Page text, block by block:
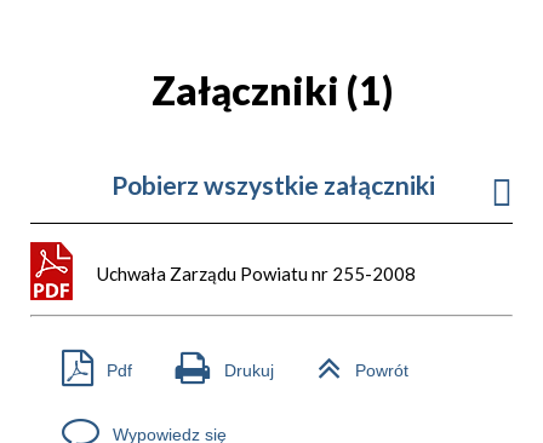
Załączniki (1)
Pobierz wszystkie załączniki
Uchwała Zarządu Powiatu nr 255-2008
Pdf Drukuj Powrót
Wypowiedz się